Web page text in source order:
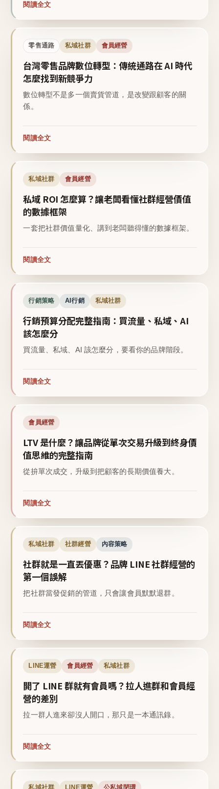
閱讀全文
零售通路 私域社群 會員經營
台灣零售品牌數位轉型：傳統通路在 AI 時代
怎麼找到新競爭力
數位轉型不是多一個賣貨管道，是改變跟顧客的關
係。
閱讀全文
私域社群 會員經營
私域 ROI 怎麼算？讓老闆看懂社群經營價值
的數據框架
一套把社群價值量化、講到老闆聽得懂的數據框架。
閱讀全文
行銷策略 AI行銷 私域社群
行銷預算分配完整指南：買流量、私域、AI
該怎麼分
買流量、私域、AI 該怎麼分，要看你的品牌階段。
閱讀全文
會員經營
LTV 是什麼？讓品牌從單次交易升級到終身價
值思維的完整指南
從拚單次成交，升級到把顧客的長期價值養大。
閱讀全文
私域社群 社群經營 內容策略
社群就是一直丟優惠？品牌 LINE 社群經營的
第一個誤解
把社群當發促銷的管道，只會讓會員默默退群。
閱讀全文
LINE運營 會員經營 私域社群
開了 LINE 群就有會員嗎？拉人進群和會員經
營的差別
拉一群人進來卻沒人開口，那只是一本通訊錄。
閱讀全文